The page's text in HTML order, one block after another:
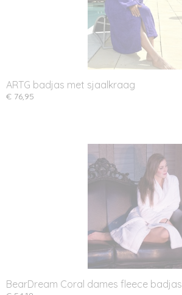
ARTG badjas met sjaalkraag
€ 76,95
BearDream Coral dames fleece badjas